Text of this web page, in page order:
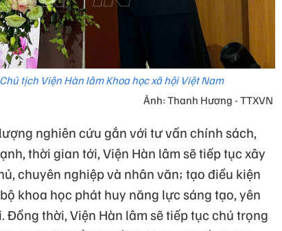
tịch Viện Hàn lâm Khoa học xã hội Việt Nam
Ảnh: Thanh Hương - TTXVN
nghiên cứu gắn với tư vấn chính sách,
thời gian tới, Viện Hàn lâm sẽ tiếp tục xây
chuyên nghiệp và nhân văn; tạo điều kiện
khoa học phát huy năng lực sáng tạo, yên
thời, Viện Hàn lâm sẽ tiếp tục chú trọng